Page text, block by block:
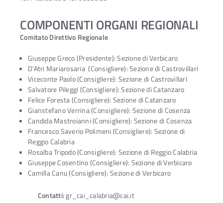
COMPONENTI ORGANI REGIONALI
Comitato Direttivo Regionale
Giuseppe Greco (Presidente): Sezione di Verbicaro
D’Atri Mariarosaria (Consigliere): Sezione di Castrovillari
Viceconte Paolo (Consigliere): Sezione di Castrovillari
Salvatore Pileggi (Consigliere): Sezione di Catanzaro
Felice Foresta (Consigliere): Sezione di Catanzaro
Gianstefano Verrina (Consigliere): Sezione di Cosenza
Candida Mastroianni (Consigliere): Sezione di Cosenza
Francesco Saverio Polimeni (Consigliere): Sezione di
Reggio Calabria
Rosalba Tripodo (Consigliere): Sezione di Reggio Calabria
Giuseppe Cosentino (Consigliere): Sezione di Verbicaro
Camilla Canu (Consigliere): Sezione di Verbicaro
Contatti:gr_cai_calabria@cai.it